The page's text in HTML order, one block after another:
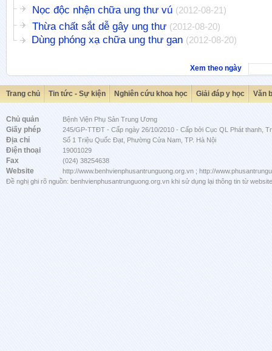
Nọc độc nhện chữa ung thư vú (2012-08-21)
Thừa chất sắt dễ gây ung thư (2012-08-20)
Dùng phóng xạ chữa ung thư gan (2012-08-20)
Xem theo ngày
Trang chủ Tin tức - Sự kiện Nghiên cứu khoa học Giải đáp y học Văn
Chủ quản Bệnh Viện Phụ Sản Trung Ương
Giấy phép 245/GP-TTĐT - Cấp ngày 26/10/2010 - Cấp bởi Cục QL Phát thanh,
Địa chỉ Số 1 Triệu Quốc Đạt, Phường Cửa Nam, TP. Hà Nội
Điện thoại 19001029
Fax (024) 38254638
Website
http://www.benhvienphusantrunguong.org.vn ; http://
Đề nghị ghi rõ nguồn: benhvienphusantrunguong.org.vn khi sử dụng lại thông tin từ